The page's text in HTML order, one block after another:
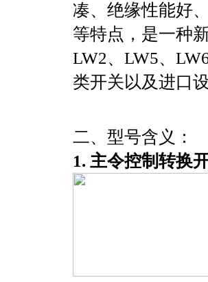
凑、绝缘性能好
等特点，是一种
LW2、LW5、
类开关以及进口
二、型号含义：
1. 主令控制转换